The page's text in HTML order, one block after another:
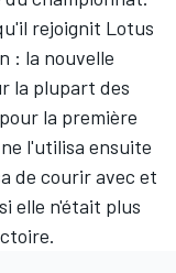
rejoignit Lotus
: la nouvelle
la plupart des
la première
l'utilisa ensuite
de courir avec et
elle n'était plus